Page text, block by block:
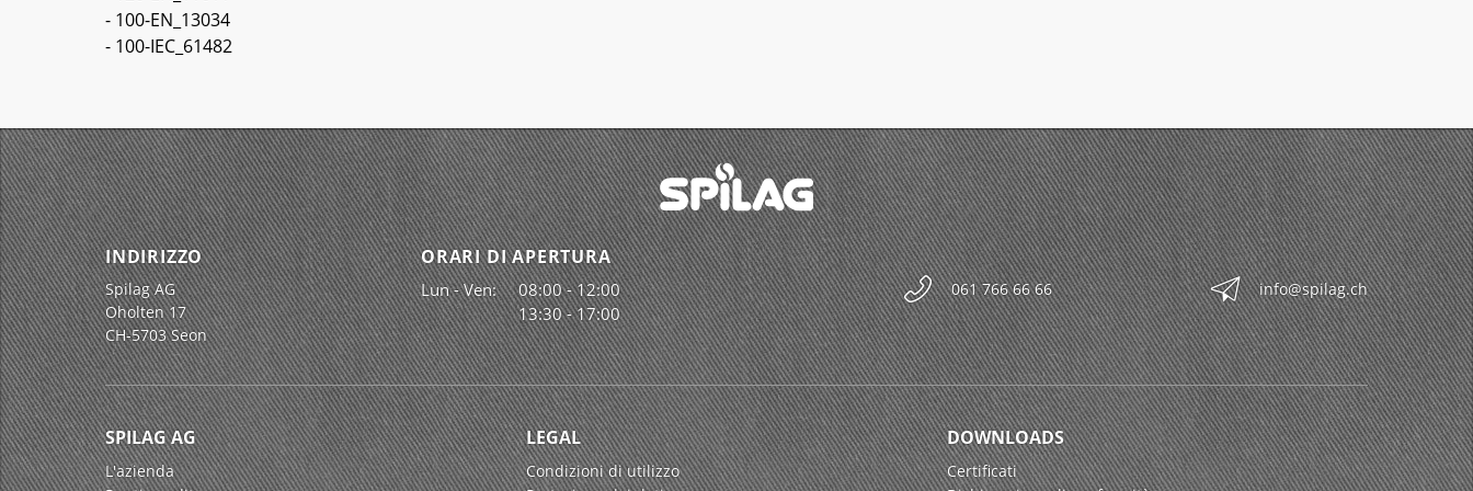
- 100-EN_13034
- 100-IEC_61482
INDIRIZZO
Spilag AG
Oholten 17
CH-5703 Seon
ORARI DI APERTURA
Lun - Ven:
08:00 - 12:00
13:30 - 17:00
061 766 66 66 info@spilag.ch
SPILAG AG
L'azienda
LEGAL
Condizioni di utilizzo
DOWNLOADS
Certificati